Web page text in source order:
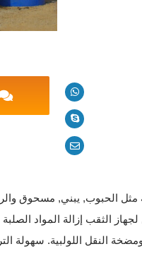
مثل الحبوب, يبني, مسحوق
الثقب إزالة المواد
النقل اللولبية. سهولة